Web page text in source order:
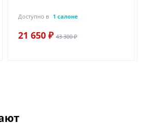
Доступно в 1 салоне
21 650 ₽ 43 300 ₽